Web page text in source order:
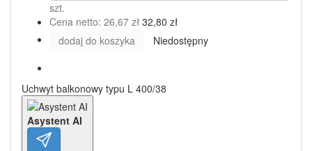
szt.
Cena netto: 26,67 zł 32,80 zł
dodaj do koszyka
Niedostępny
Uchwyt balkonowy typu L 400/38
Asystent AI